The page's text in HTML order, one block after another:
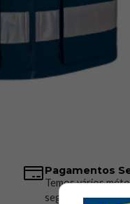
Pagamentos
Temos vários
seguros